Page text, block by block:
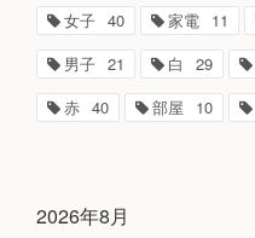
女子 40 家電 11
男子 21 白 29
赤 40 部屋 10
2026年8月